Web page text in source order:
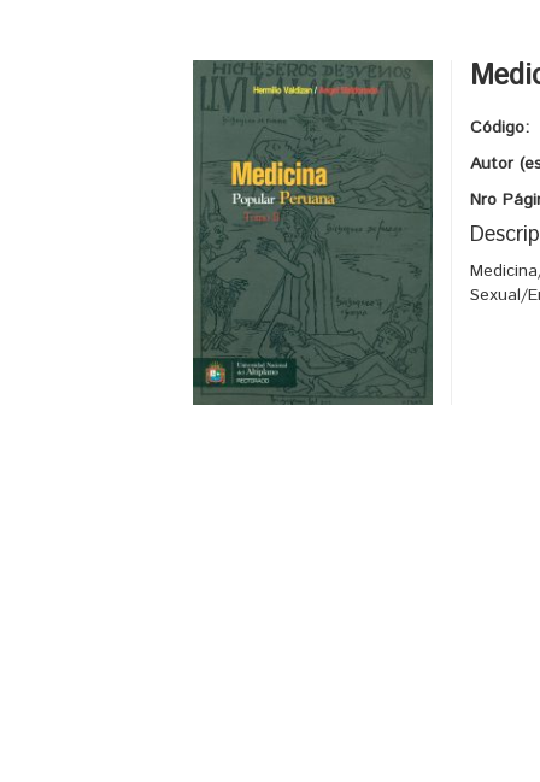
Código:
Autor
Nro
Sexual/